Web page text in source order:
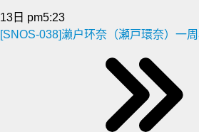
13日 pm5:23
[SNOS-038]濑户环奈（瀬戸環奈）一